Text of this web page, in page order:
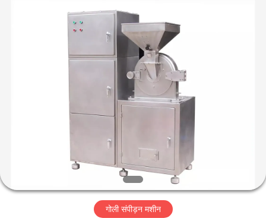
में
गोली संपीड़न मशीन